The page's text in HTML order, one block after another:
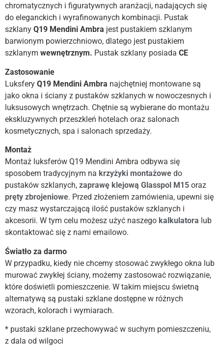
chromatycznych i figuratywnych aranżacji, nadających się
do eleganckich i wyrafinowanych kombinacji. Pustak
szklany Q19 Mendini Ambra jest pustakiem szklanym
barwionym powierzchniowo, dlatego jest pustakiem
szklanym wewnętrznym. Pustak szklany posiada CE
Zastosowanie
Luksfery Q19 Mendini Ambra najchętniej montowane są
jako okna i ściany z pustaków szklanych w nowoczesnych i
luksusowych wnętrzach. Chętnie są wybierane do montażu
ekskluzywnych przeszkleń hotelach oraz salonach
kosmetycznych, spa i salonach sprzedaży.
Montaż
Montaż luksferów Q19 Mendini Ambra odbywa się
sposobem tradycyjnym na krzyżyki montażowe do
pustaków szklanych, zaprawę klejową Glasspol M15 oraz
pręty zbrojeniowe. Przed złożeniem zamówienia, upewni się
czy masz wystarczającą ilość pustaków szklanych i
akcesorii. W tym celu możesz użyć naszego kalkulatora lub
skontaktować się z nami emailowo.
Światło za darmo
W przypadku, kiedy nie chcemy stosować zwykłego okna lub
murować zwykłej ściany, możemy zastosować rozwiązanie,
które doświetli pomieszczenie. W takim miejscu świetną
alternatywą są pustaki szklane dostępne w różnych
wzorach, kolorach i wymiarach.
* pustaki szklane przechowywać w suchym pomieszczeniu,
z dala od wilgoci